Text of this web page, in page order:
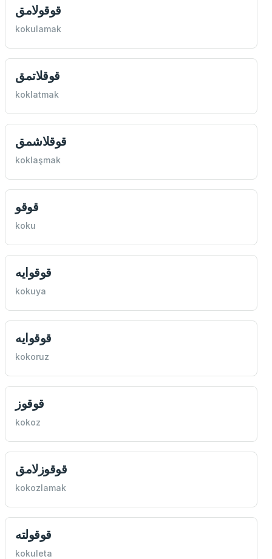
قوقولامق
kokulamak
قوقلاتمق
koklatmak
قوقلاشمق
koklaşmak
قوقو
koku
قوقوايه
kokuya
قوقوايه
kokoruz
قوقوز
kokoz
قوقوزلامق
kokozlamak
قوقولته
kokuleta